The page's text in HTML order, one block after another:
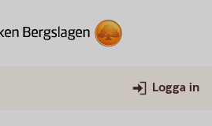
Logga in